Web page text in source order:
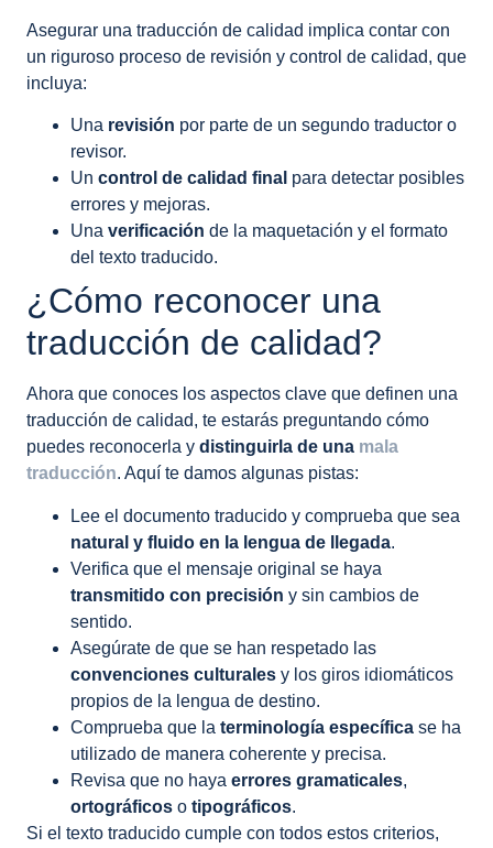
Asegurar una traducción de calidad implica contar con
un riguroso proceso de revisión y control de calidad, que
incluya:
Una revisión por parte de un segundo traductor o
revisor.
Un control de calidad final para detectar posibles
errores y mejoras.
Una verificación de la maquetación y el formato
del texto traducido.
¿Cómo reconocer una
traducción de calidad?
Ahora que conoces los aspectos clave que definen una
traducción de calidad, te estarás preguntando cómo
puedes reconocerla y distinguirla de una mala
traducción. Aquí te damos algunas pistas:
Lee el documento traducido y comprueba que sea
natural y fluido en la lengua de llegada.
Verifica que el mensaje original se haya
transmitido con precisión y sin cambios de
sentido.
Asegúrate de que se han respetado las
convenciones culturales y los giros idiomáticos
propios de la lengua de destino.
Comprueba que la terminología específica se ha
utilizado de manera coherente y precisa.
Revisa que no haya errores gramaticales,
ortográficos o tipográficos.
Si el texto traducido cumple con todos estos criterios,